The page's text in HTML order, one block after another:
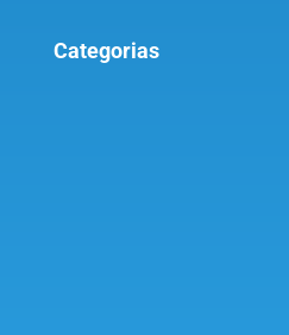
Categorias